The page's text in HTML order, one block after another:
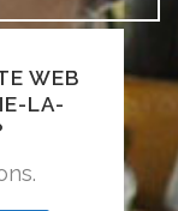
WEB
LA-